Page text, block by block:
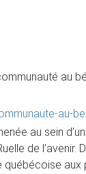
au
au-
au sein
de